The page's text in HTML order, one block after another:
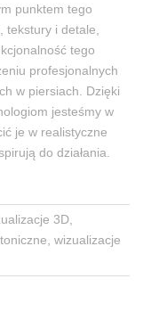
punktem tego
i detale,
tego
profesjonalnych
w piersiach. Dzięki
jesteśmy w
je w realistyczne
do działania.
3D,
wizualizacje